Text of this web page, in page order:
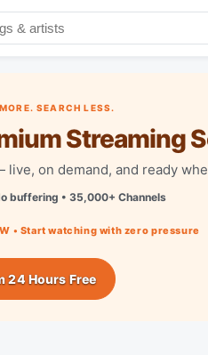
SEARCH LESS.
Streaming
on demand, and ready
buffering • 35,000+ Channels
• Start watching with zero pressure
24 Hours Free